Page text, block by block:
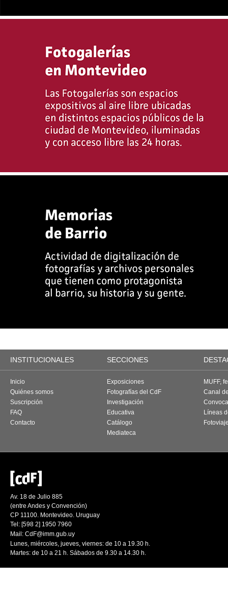
INSTITUCIONALES SECCIONES
Inicio
Quiénes somos
Suscripción
FAQ
Contacto
Exposiciones
Fotografías del CdF
Investigación
Educativa
Catálogo
Mediateca
MUFF,
Canal
Líneas
Av. 18 de Julio 885
(entre Andes y Convención)
CP 11100. Montevideo. Uruguay
Tel: [598 2] 1950 7960
Mail: CdF@imm.gub.uy
Lunes, miércoles, jueves, viernes: de 10 a 19.30 h.
Martes: de 10 a 21 h. Sábados de 9.30 a 14.30 h.